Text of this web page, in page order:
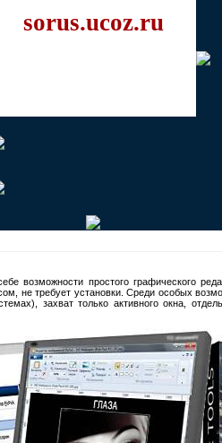
sorus.ucoz.ru
возможности простого графического
не требует установки. Среди особых
захват только активного окна,